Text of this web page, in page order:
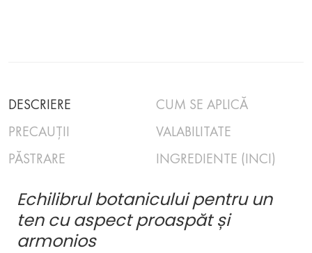
DESCRIERE
CUM SE APLICĂ
PRECAUȚII
VALABILITATE
PĂSTRARE
INGREDIENTE (INCI)
Echilibrul botanicului pentru un
ten cu aspect proaspăt și
armonios